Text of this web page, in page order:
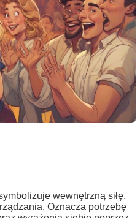
wewnętrzną siłę,
Oznacza potrzebę